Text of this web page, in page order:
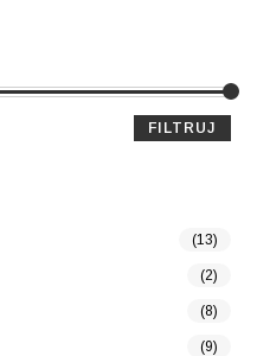
FILTRUJ
(13)
(2)
(8)
(9)